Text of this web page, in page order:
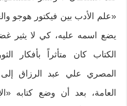
يضع اسمه عليه، كي لا يثير
الكتاب كان متأثراً بأفكار
المصري علي عبد الرزاق
العامة، بعد أن وضع كتابه